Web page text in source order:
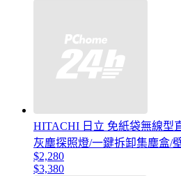
HITACHI 日立 免紙袋無線型
灰塵探照燈/一鍵拆卸集塵盒/
$2,280
$3,380